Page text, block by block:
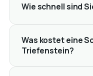
Wie schnell sind
Was kostet eine
Triefenstein?